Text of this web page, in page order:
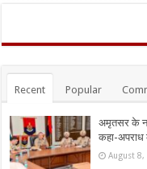
Recent Popular
अमृतसर के
कहा-
August 8,